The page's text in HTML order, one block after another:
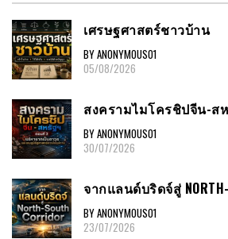
เศรษฐศาสตร์ชาวบ้าน
BY ANONYMOUS01
05/08/2026
สงครามไมโครชิปจีน-ส
BY ANONYMOUS01
30/07/2026
จากแลนด์บริดจ์สู่ NORTH-
BY ANONYMOUS01
23/07/2026